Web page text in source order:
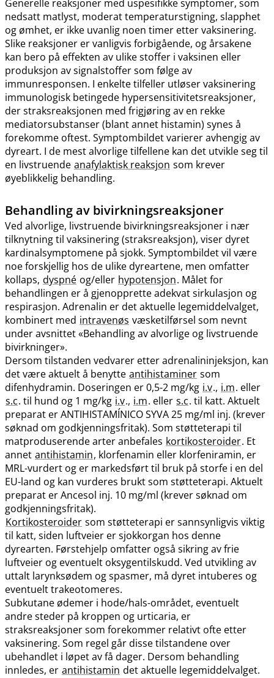
Generelle reaksjoner med uspesifikke symptomer, som
nedsatt matlyst, moderat temperaturstigning, slapphet
og ømhet, er ikke uvanlig noen timer etter vaksinering.
Slike reaksjoner er vanligvis forbigående, og årsakene
kan bero på effekten av ulike stoffer i vaksinen eller
produksjon av signalstoffer som følge av
immunresponsen. I enkelte tilfeller utløser vaksinering
immunologisk betingede hypersensitivitetsreaksjoner,
der straksreaksjonen med frigjøring av en rekke
mediatorsubstanser (blant annet histamin) synes å
forekomme oftest. Symptombildet varierer avhengig av
dyreart. I de mest alvorlige tilfellene kan det utvikle seg til
en livstruende anafylaktisk reaksjon som krever
øyeblikkelig behandling.
Behandling av bivirkningsreaksjoner
Ved alvorlige, livstruende bivirkningsreaksjoner i nær
tilknytning til vaksinering (straksreaksjon), viser dyret
kardinalsymptomene på sjokk. Symptombildet vil være
noe forskjellig hos de ulike dyreartene, men omfatter
kollaps, dyspné og​/​eller hypotensjon. Målet for
behandlingen er å gjenopprette adekvat sirkulasjon og
respirasjon. Adrenalin er det aktuelle legemiddelvalget,
kombinert med intravenøs væsketilførsel som nevnt
under avsnittet «Behandling av alvorlige og livstruende
bivirkninger».
Dersom tilstanden vedvarer etter adrenalininjeksjon, kan
det være aktuelt å benytte antihistaminer som
difenhydramin. Doseringen er 0,5-2 mg/kg i.v., i.m. eller
s.c. til hund og 1 mg/kg i.v., i.m. eller s.c. til katt. Aktuelt
preparat er ANTIHISTAMÍNICO SYVA 25 mg/ml inj. (krever
søknad om godkjenningsfritak). Som støtteterapi til
matproduserende arter anbefales kortikosteroider. Et
annet antihistamin, klorfenamin eller klorfeniramin, er
MRL-vurdert og er markedsført til bruk på storfe i en del
EU-land og kan vurderes brukt som støtteterapi. Aktuelt
preparat er Ancesol inj. 10 mg/ml (krever søknad om
godkjenningsfritak).
Kortikosteroider som støtteterapi er sannsynligvis viktig
til katt, siden luftveier er sjokkorgan hos denne
dyrearten. Førstehjelp omfatter også sikring av frie
luftveier og eventuelt oksygentilskudd. Ved utvikling av
uttalt larynksødem og spasmer, må dyret intuberes og
eventuelt trakeotomeres.
Subkutane ødemer i hode​/​hals-området, eventuelt
andre steder på kroppen og urticaria, er
straksreaksjoner som forekommer relativt ofte etter
vaksinering. Som regel går disse tilstandene over
ubehandlet i løpet av få dager. Dersom behandling
innledes, er antihistamin det aktuelle legemiddelvalget.